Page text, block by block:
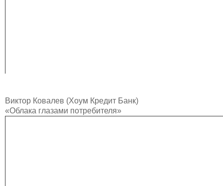
Виктор Ковалев (Хоум Кредит Банк)
«Облака глазами потребителя»